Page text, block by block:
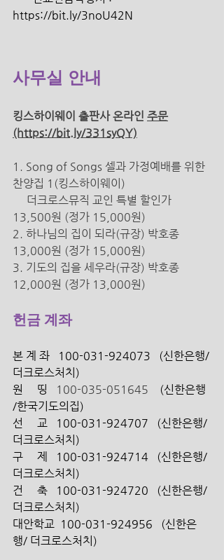
https://bit.ly/3noU42N
사무실 안내
킹스하이웨이 출판사 온라인 주문
(https://bit.ly/331syQY)
1. Song of Songs 셀과 가정예배를 위한
찬양집 1(킹스하이웨이)
더크로스뮤직 교인 특별 할인가
13,500원 (정가 15,000원)
2. 하나님의 집이 되라(규장) 박호종
13,000원 (정가 15,000원)
3. 기도의 집을 세우라(규장) 박호종
12,000원 (정가 13,000원)
헌금 계좌
본 계 좌   100-031-924073   (신한은행/
더크로스처치)
원     띵
100-035-051645
   (신한은행
/한국기도의집)
선     교   100-031-924707   (신한은행/
더크로스처치)
구     제   100-031-924714   (신한은행/
더크로스처치)
건     축   100-031-924720   (신한은행/
더크로스처치)
대안학교  100-031-924956   (신한은
행/ 더크로스처치)